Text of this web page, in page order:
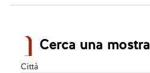
Cerca una mostra
Città